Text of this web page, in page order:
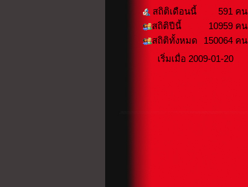
สถิติเดือนนี้
สถิติปีนี้
สถิติทั้งหมด
591 คน
10959 คน
150064 คน
เริ่มเมื่อ 2009-01-20